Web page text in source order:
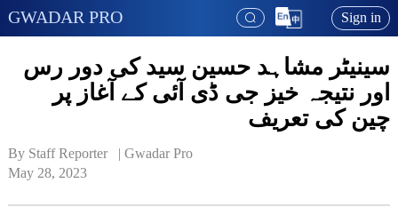
GWADAR PRO Sign in
سینیٹر مشاہد حسین سید کی دور رس
اور نتیجہ خیز جی ڈی آئی کے آغاز پر
چین کی تعریف
By Staff Reporter   | Gwadar Pro
May 28, 2023